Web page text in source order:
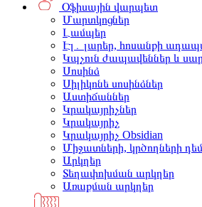
Օֆիսային վարպետ
Մարտկոցներ
Լամպեր
Էլ․ լարեր, հոսանքի
Կպչուն ժապավեններ և
Սոսինձ
Սիլիկոնե սոսինձներ
Աստիճաններ
Կրակայրիչներ
Կրակայրիչ
Կրակայրիչ Obsidian
Միջատների, կրծողների դեմ
Արկղեր
Տեղափոխման արկղեր
Առաքման արկղեր